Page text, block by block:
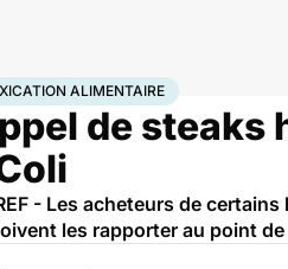
SantéIntoxication alimentaire
ALIMENTAIRE
de steaks
- Les acheteurs de
les rapporter au point